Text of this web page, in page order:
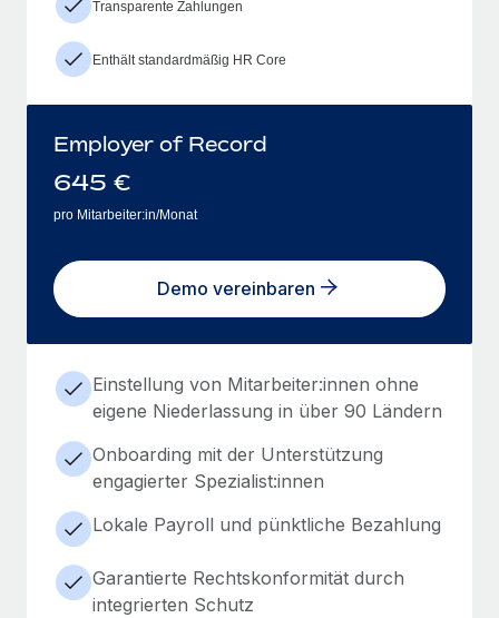
Transparente Zahlungen
Enthält standardmäßig HR Core
Employer of Record
645 €
pro Mitarbeiter:in/Monat
Demo vereinbaren
Einstellung von Mitarbeiter:innen ohne
eigene Niederlassung in über 90 Ländern
Onboarding mit der Unterstützung
engagierter Spezialist:innen
Lokale Payroll und pünktliche Bezahlung
Garantierte Rechtskonformität durch
integrierten Schutz